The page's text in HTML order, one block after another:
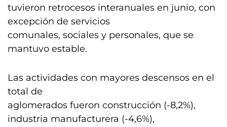
tuvieron retrocesos interanuales en junio, con
excepción de servicios
comunales, sociales y personales, que se
mantuvo estable.
Las actividades con mayores descensos en el
total de
aglomerados fueron construcción (-8,2%),
industria manufacturera (-4,6%),